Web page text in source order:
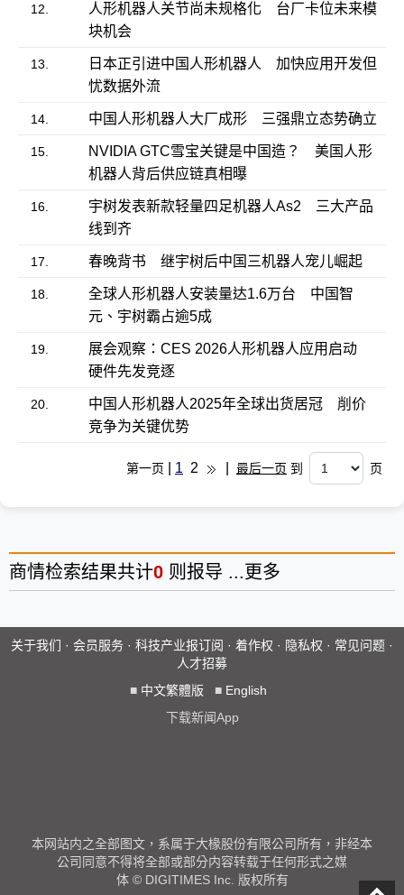
12.
人形机器人关节尚未规格化 台厂卡位未来模
块机会
13.
日本正引进中国人形机器人 加快应用开发但
忧数据外流
14. 中国人形机器人大厂成形 三强鼎立态势确立
15.
NVIDIA GTC雪宝关键是中国造？ 美国人形
机器人背后供应链真相曝
16.
宇树发表新款轻量四足机器人As2 三大产品
线到齐
17. 春晚背书 继宇树后中国三机器人宠儿崛起
18.
全球人形机器人安装量达1.6万台 中国智
元、宇树霸占逾5成
19.
展会观察：CES 2026人形机器人应用启动
硬件先发竞逐
20.
中国人形机器人2025年全球出货居冠 削价
竞争为关键优势
第一页 1 2 最后一页 到 页
商情检索结果共计0 则报导 ... 更多
关于我们 · 会员服务 · 科技产业报订阅 · 着作权 · 隐私权 · 常见问题 ·
人才招募
■ 中文繁體版 ■ English
下载新闻App
本网站内之全部图文，系属于大椽股份有限公司所有，非经本
公司同意不得将全部或部分内容转载于任何形式之媒
体 © DIGITIMES Inc. 版权所有